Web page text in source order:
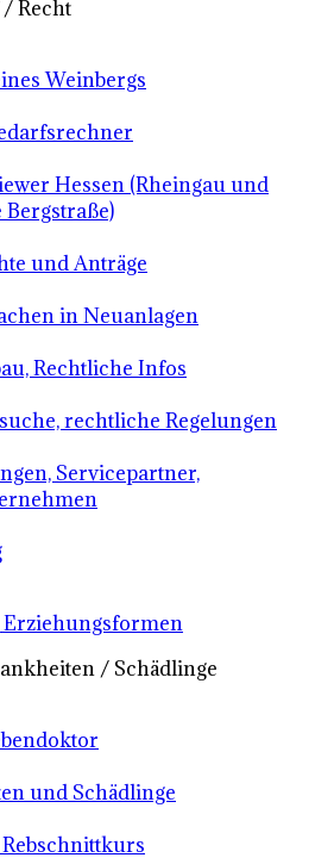
Recht
Weinbergs
Hessen (Rheingau und
Bergstraße)
und Anträge
in Neuanlagen
Rechtliche Infos
rechtliche Regelungen
Servicepartner,
Erziehungsformen
/ Schädlinge
und Schädlinge